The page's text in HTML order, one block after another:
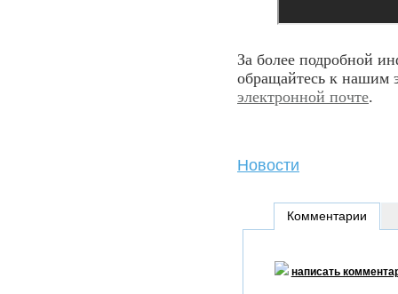
За более подробной
обращайтесь к нашим
электронной почте.
Новости
Комментарии
написать